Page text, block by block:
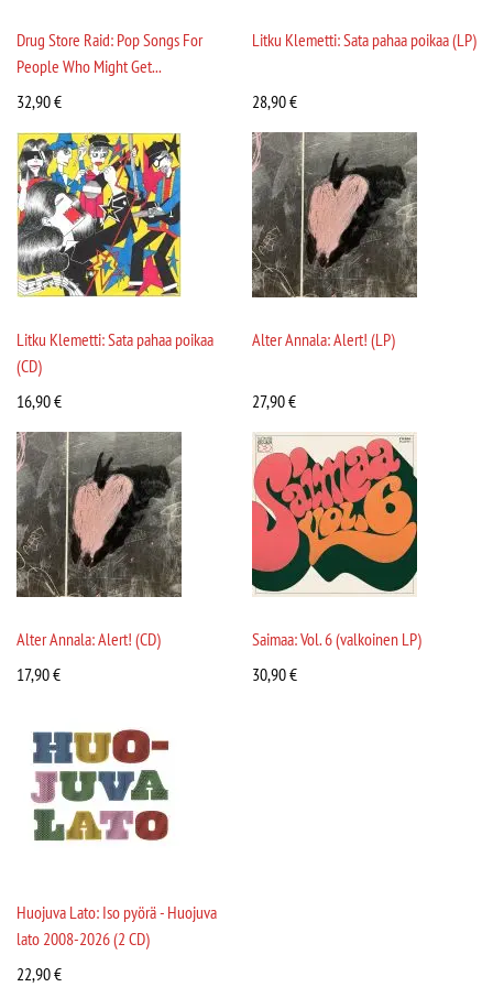
Drug Store Raid: Pop Songs For
People Who Might Get...
32,90€
Litku Klemetti: Sata pahaa poikaa (LP)
28,90€
Litku Klemetti: Sata pahaa poikaa
(CD)
16,90€
Alter Annala: Alert! (LP)
27,90€
Alter Annala: Alert! (CD)
17,90€
Saimaa: Vol. 6 (valkoinen LP)
30,90€
Huojuva Lato: Iso pyörä - Huojuva
lato 2008-2026 (2 CD)
22,90€